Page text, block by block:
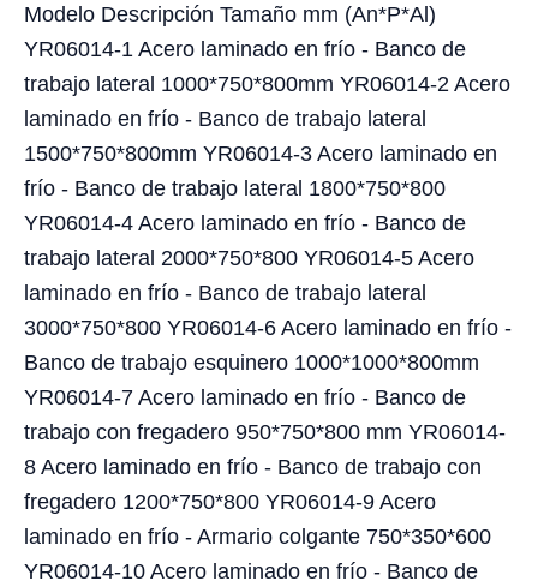
Modelo Descripción Tamaño mm (An*P*Al)
YR06014-1 Acero laminado en frío - Banco de
trabajo lateral 1000*750*800mm YR06014-2 Acero
laminado en frío - Banco de trabajo lateral
1500*750*800mm YR06014-3 Acero laminado en
frío - Banco de trabajo lateral 1800*750*800
YR06014-4 Acero laminado en frío - Banco de
trabajo lateral 2000*750*800 YR06014-5 Acero
laminado en frío - Banco de trabajo lateral
3000*750*800 YR06014-6 Acero laminado en frío -
Banco de trabajo esquinero 1000*1000*800mm
YR06014-7 Acero laminado en frío - Banco de
trabajo con fregadero 950*750*800 mm YR06014-
8 Acero laminado en frío - Banco de trabajo con
fregadero 1200*750*800 YR06014-9 Acero
laminado en frío - Armario colgante 750*350*600
YR06014-10 Acero laminado en frío - Banco de